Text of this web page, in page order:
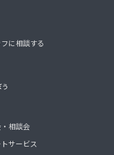
に相談する
相談会
サービス